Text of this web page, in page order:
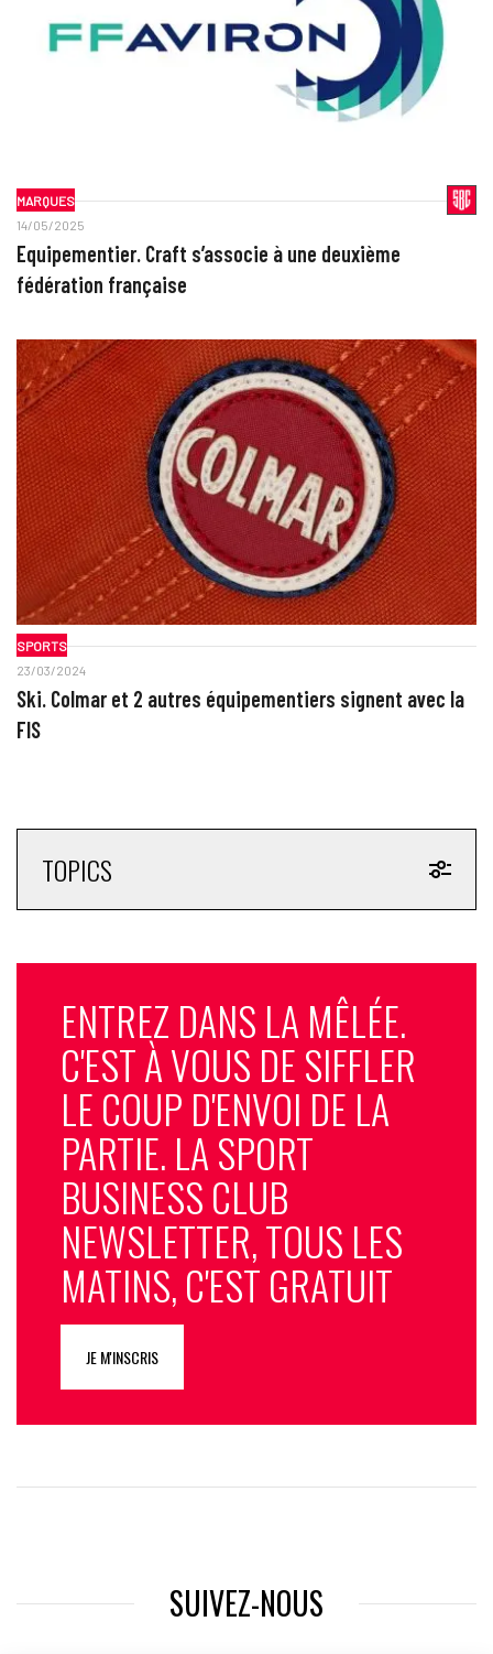
MARQUES
14/05/2025
Equipementier. Craft s’associe à une deuxième
fédération française
SPORTS
23/03/2024
Ski. Colmar et 2 autres équipementiers signent avec la
FIS
TOPICS
ENTREZ DANS LA MÊLÉE.
C'EST À VOUS DE SIFFLER
LE COUP D'ENVOI DE LA
PARTIE. LA SPORT
BUSINESS CLUB
NEWSLETTER, TOUS LES
MATINS, C'EST GRATUIT
JE M'INSCRIS
SUIVEZ-NOUS